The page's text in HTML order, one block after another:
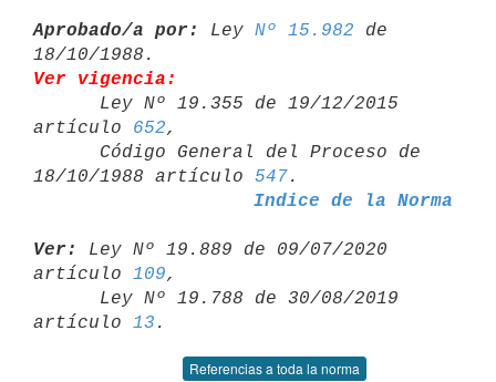
Aprobado/a por: Ley Nº 15.982 de
Ver vigencia:
artículo 652,
18/10/1988 artículo 547
Indice de la Norma
Ver:
Ley Nº 19.889 de 09/07/2020
artículo 109,
artículo 13
Referencias a toda la norma